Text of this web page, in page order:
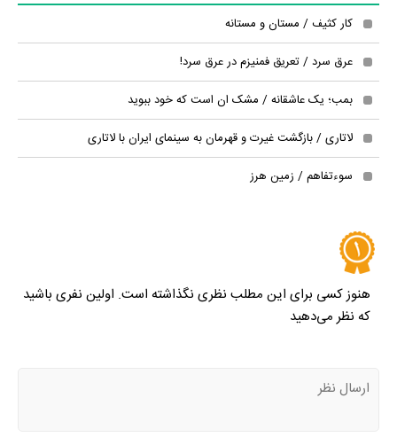
کار کثیف / مستان و مستانه
عرق سرد / تعریق فمنیزم در عرق سرد!
بمب؛ یک عاشقانه / مشک ان است که خود ببوید
لاتاری / بازگشت غیرت و قهرمان به سینمای ایران با لاتاری
سوءتفاهم / زمین هرز
هنوز کسی برای این مطلب نظری نگذاشته است. اولین نفری باشید
که نظر می‌دهید